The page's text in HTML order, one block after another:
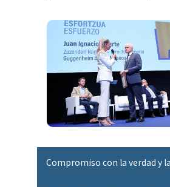
Compromiso con la verdad y